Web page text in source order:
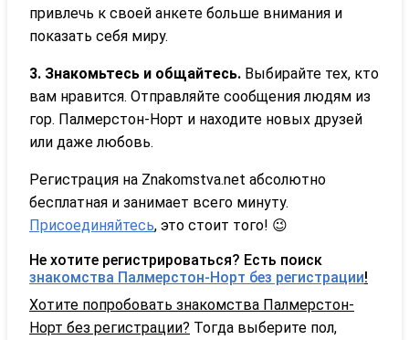
привлечь к своей анкете больше внимания и
показать себя миру.
3. Знакомьтесь и общайтесь. Выбирайте тех, кто
вам нравится. Отправляйте сообщения людям из
гор. Палмерстон-Норт и находите новых друзей
или даже любовь.
Регистрация на Znakomstva.net абсолютно
бесплатная и занимает всего минуту.
Присоединяйтесь, это стоит того! 😉
Не хотите регистрироваться? Есть поиск
знакомства Палмерстон-Норт без регистрации!
Хотите попробовать знакомства Палмерстон-
Норт без регистрации? Тогда выберите пол,